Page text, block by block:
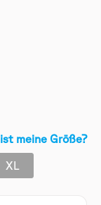
meine Größe?
XL